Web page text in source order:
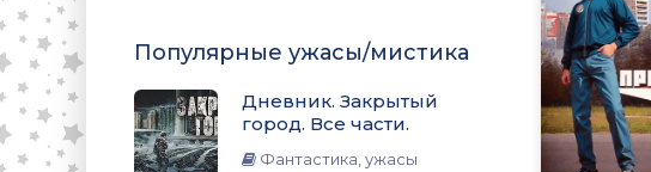
Популярные ужасы/мистика
Дневник. Закрытый
город. Все части.
Фантастика, ужасы